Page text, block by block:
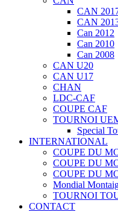
CAN
CAN
Can 2012
Can 2010
Can 2008
CAN U20
CAN U17
CHAN
LDC-CAF
COUPE CAF
TOURNOI
Special
INTERNATIONAL
COUPE DU
COUPE DU
COUPE DU
Mondial
TOURNOI
CONTACT